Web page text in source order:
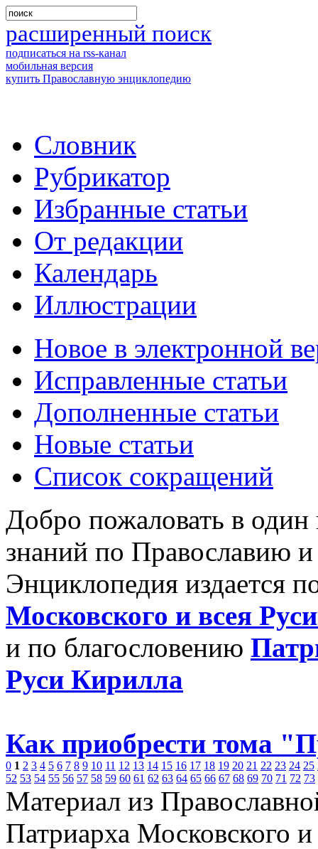
расширенный поиск
подписаться на rss-канал
мобильная версия
купить Православную энциклопедию
Словник
Рубрикатор
Избранные статьи
От редакции
Календарь
Иллюстрации
Новое в электронной
Исправленные статьи
Дополненные статьи
Новые статьи
Список сокращений
Добро пожаловать в
знаний по Православию
Энциклопедия издается
Московского и всея
и по благословению
Руси Кирилла
Как приобрести тома
0 1 2 3 4 5 6 7 8 9 10 11 12 13 14 15 16 17 18 19 20 21 22 23 24 25
52 53 54 55 56 57 58 59 60 61 62 63 64 65 66 67 68 69 70 71 72 73
Материал из
Патриарха Московского